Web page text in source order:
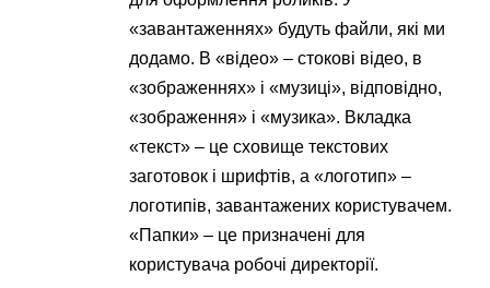
«завантаженнях» будуть файли, які ми
додамо. В «відео» – стокові відео, в
«зображеннях» і «музиці», відповідно,
«зображення» і «музика». Вкладка
«текст» – це сховище текстових
заготовок і шрифтів, а «логотип» –
логотипів, завантажених користувачем.
«Папки» – це призначені для
користувача робочі директорії.